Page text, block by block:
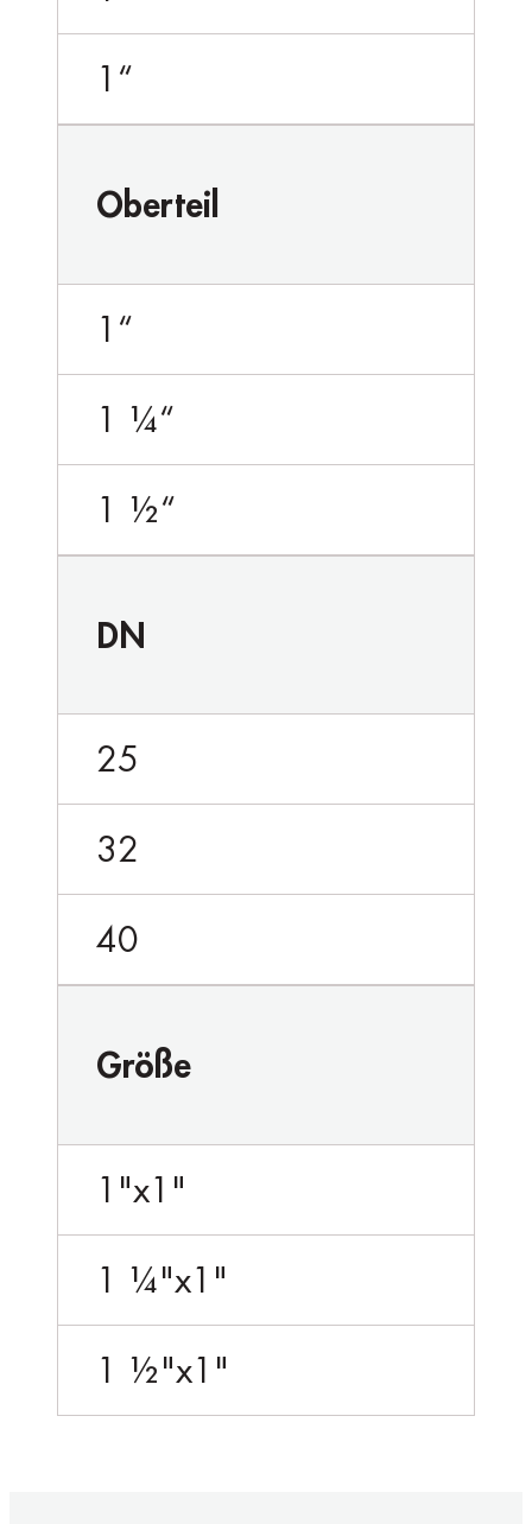
1“
Oberteil
1“
1 ¼“
1 ½“
DN
25
32
40
Größe
1"x1"
1 ¼"x1"
1 ½"x1"